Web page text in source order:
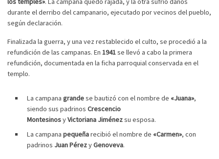
durante el derribo del campanario, ejecutado por vecinos del pueblo,
según declaración.
Finalizada la guerra, y una vez restablecido el culto, se procedió a la
refundición de las campanas. En 1941se llevó a cabo la primera
refundición, documentada en la ficha parroquial conservada en el
templo.
La campana grandese bautizó con el nombre de «Juana»,
siendo sus padrinos Crescencio
MontesinosyVictoriana Jiménezsu esposa.
La campana pequeñarecibió el nombre de «Carmen», con
padrinos Juan PérezyGenoveva.